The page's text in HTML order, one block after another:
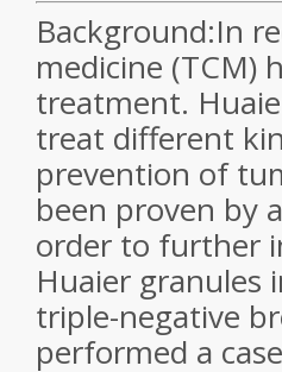
Background:In
medicine (TCM)
treatment.
treat different
prevention of
been proven by
order to further
Huaier granules
triple-negative
performed a